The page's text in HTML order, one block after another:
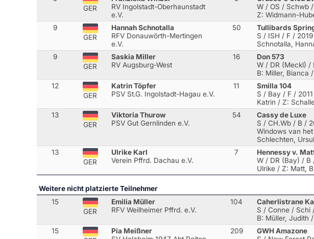
GER
RV Ingolstadt-Oberhaunstadt
e.V.
W / OS / Schwb
Z: Widmann-
9
GER
Hannah Schnotalla
RFV Donauwörth-Mertingen
e.V.
50
Tullibards
S / ISH / F /
Schnotalla,
9
GER
Saskia Miller
RV Augsburg-West
16
Don 573
W / DR (Meckl)
B: Miller, Bianca
12
GER
Katrin Töpfer
PSV St.G. Ingolstadt-Hagau e.V.
11
Smilla 104
S / Bay / F /
Katrin / Z:
13
GER
Viktoria Thurow
PSV Gut Gernlinden e.V.
54
Cassy de Luxe
S / CH.Wb / B /
Windows van
Schlechten,
13
GER
Ulrike Karl
Verein Pffrd. Dachau e.V.
7
Hennessy v.
W / DR (Bay) / B
Ulrike / Z: Matt,
Weitere nicht platzierte Teilnehmer
15
GER
Emilia Müller
RFV Weilheimer Pffrd. e.V.
104
Caherlistrane
S / Conne / Schi
B: Müller, Judith
15
Pia Meißner
209
GWH Amazone